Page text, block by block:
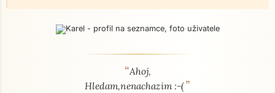
“Ahoj,
Hledam,nenachazim :-(”